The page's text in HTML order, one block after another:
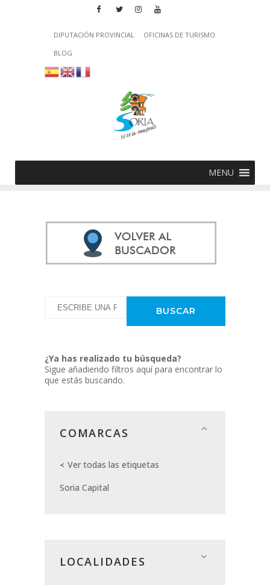
DIPUTACIÓN PROVINCIAL
OFICINAS DE TURISMO
BLOG
MENU
¿Ya has realizado tu búsqueda?
Sigue añadiendo filtros aquí para encontrar lo
que estás buscando.
COMARCAS
Ver todas las etiquetas
Soria Capital
LOCALIDADES